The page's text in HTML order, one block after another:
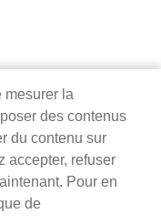
mesurer la
des contenus
du contenu sur
accepter, refuser
Pour en
de